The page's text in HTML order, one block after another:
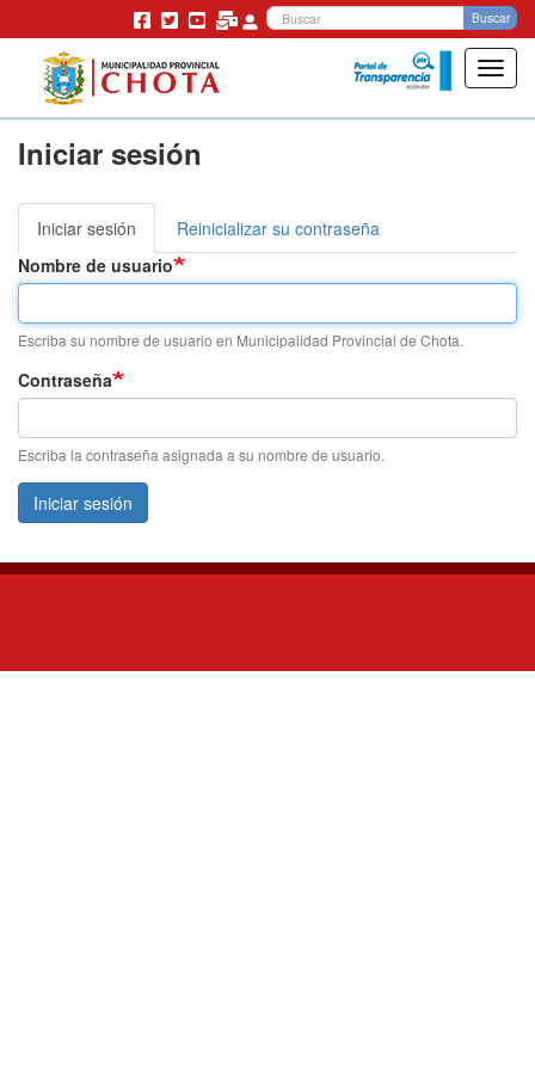
Pasar
principal
Buscar
Iniciar sesión
Solapas
principales
Iniciar sesión (solapa
activa)
Reinicializar su contraseña
Nombre de usuario
Escriba su nombre de usuario en Municipalidad Provincial de Chota.
Contraseña
Escriba la contraseña asignada a su nombre de usuario.
Iniciar sesión